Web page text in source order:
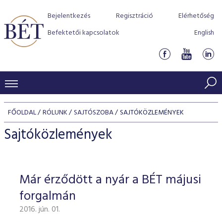
Bejelentkezés Regisztráció
Elérhetőség
Befektetői kapcsolatok
English
KERESKEDÉSI ADATOK
INDEXEK
Jelzáloglevél indexek
Vállalati kötvény indexek
Azonnali Piac
Részvények
Származékos piac
BEFEKTETŐK
Részvény szekció
Hitelpapír szekció
BÉT szabályzatok
Befektetővédelem
Alkalmazott díjstruktúra
Elszámolás
Részvény és vállalati kötvény tőzsdei bevezetését
program
BÉT Xtend - Részvénypiac egyszerűen
TŐZSDETAGOK
Tőzsdetagok, üzletkötők
VENDOROK
FŐOLDAL RÓLUNK SAJTÓSZOBA SAJTÓKÖZLEMÉNYEK
Sajtóközlemények
Már érződött a nyár a BÉT májusi
forgalmán
2016. jún. 01.